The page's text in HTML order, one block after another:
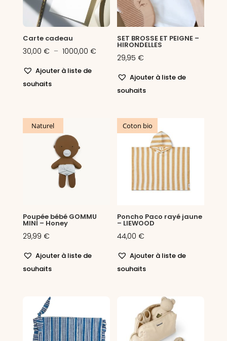
Carte cadeau
30,00 € – 1000,00 €Plage
30,00 €
1000,00 €
Ajouter à liste de
souhaits
SET BROSSE ET PEIGNE –
HIRONDELLES
29,95€
Ajouter à liste de
souhaits
Naturel
Poupée bébé GOMMU
MINI – Honey
29,99 €
Ajouter à liste de
souhaits
Coton bio
Poncho Paco rayé jaune
– LIEWOOD
44,00€
Ajouter à liste de
souhaits